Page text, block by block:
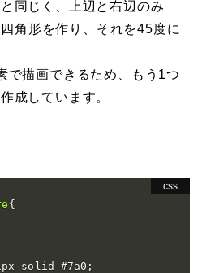
同じく、上辺と右辺のみ
角形を作り、それを45度に
で描画できるため、もう1つ
成しています。
{
solid #7a0 ;